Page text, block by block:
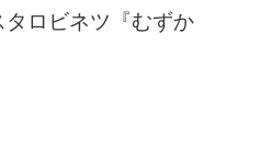
ロビネツ『むずか